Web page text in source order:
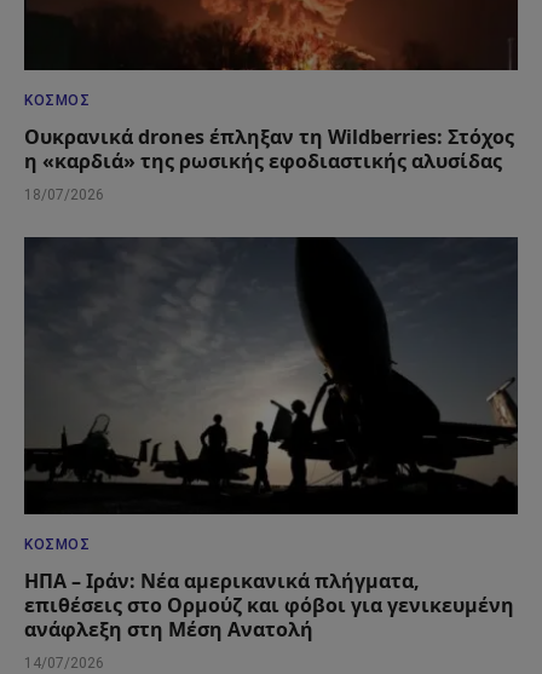
ΚΌΣΜΟΣ
Ουκρανικά drones έπληξαν τη Wildberries: Στόχος
η «καρδιά» της ρωσικής εφοδιαστικής αλυσίδας
18/07/2026
ΚΌΣΜΟΣ
ΗΠΑ – Ιράν: Νέα αμερικανικά πλήγματα,
επιθέσεις στο Ορμούζ και φόβοι για γενικευμένη
ανάφλεξη στη Μέση Ανατολή
14/07/2026